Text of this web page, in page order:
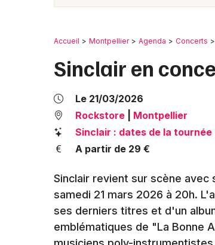
Accueil Montpellier Agenda Concerts
Sinclair en
Le 21/03/2026
Rockstore
Montpellier
Sinclair : dates de la tournée
A partir de 29 €
Sinclair revient sur scène
samedi 21 mars 2026 à 20h.
ses derniers titres et d'un
emblématiques de "La Bonne